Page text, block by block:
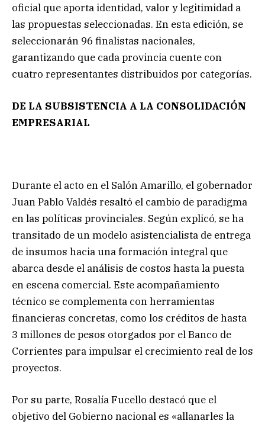
oficial que aporta identidad, valor y legitimidad a
las propuestas seleccionadas. En esta edición, se
seleccionarán 96 finalistas nacionales,
garantizando que cada provincia cuente con
cuatro representantes distribuidos por categorías.
DE LA SUBSISTENCIA A LA CONSOLIDACIÓN
EMPRESARIAL
Durante el acto en el Salón Amarillo, el gobernador
Juan Pablo Valdés resaltó el cambio de paradigma
en las políticas provinciales. Según explicó, se ha
transitado de un modelo asistencialista de entrega
de insumos hacia una formación integral que
abarca desde el análisis de costos hasta la puesta
en escena comercial. Este acompañamiento
técnico se complementa con herramientas
financieras concretas, como los créditos de hasta
3 millones de pesos otorgados por el Banco de
Corrientes para impulsar el crecimiento real de los
proyectos.
Por su parte, Rosalía Fucello destacó que el
objetivo del Gobierno nacional es «allanarles la